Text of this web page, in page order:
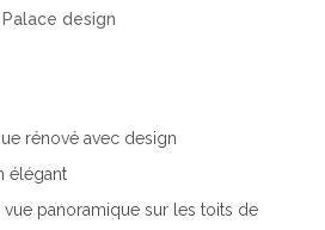
design
rénové avec design
élégant
vue panoramique sur les toits de